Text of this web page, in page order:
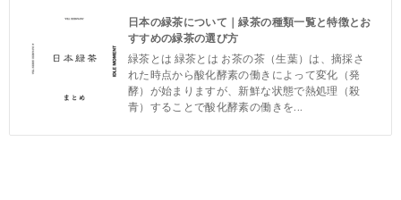
日本の緑茶について｜緑茶の種類一覧と特徴とお
すすめの緑茶の選び方
緑茶とは 緑茶とは お茶の茶（生葉）は、摘採さ
れた時点から酸化酵素の働きによって変化（発
酵）が始まりますが、新鮮な状態で熱処理（殺
青）することで酸化酵素の働きを...